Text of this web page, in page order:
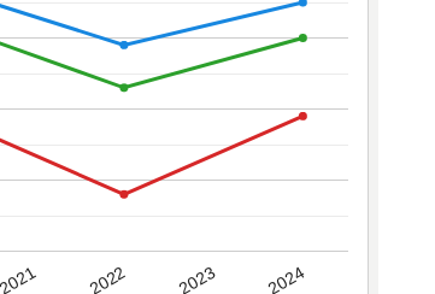
2021 2022 2023 2024